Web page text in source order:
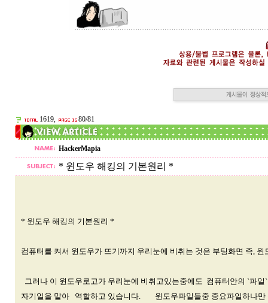
1619, 80/81
HackerMapia
* 윈도우 해킹의 기본원리 *
* 윈도우 해킹의 기본원리 *
컴퓨터를 켜서 윈도우가 뜨기까지 우리눈에 비취는 것은 부팅화면 즉, 윈
그러나 이 윈도우로고가 우리눈에 비취고있는중에도 컴퓨터안의 `파일
자기일을 맡아 역할하고 있습니다. 윈도우파일들중 중요파일하나만